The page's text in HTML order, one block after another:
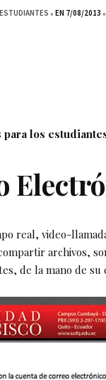
ESTUDIANTES EN 7/08/2013
los
real, video-
archivos,
de la mano de